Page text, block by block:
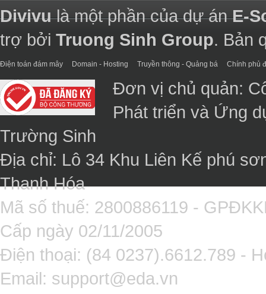
Divivulà một phần của dự ánE-
trợ bởi Truong Sinh Group. Bản
Điện toán đám mây Domain - Hosting Truyền thông - Quảng bá Chính phủ
Đơn vị chủ quản:
Phát triển và Ứng
Trường Sinh
Địa chỉ: Lô 34 Khu Liên Kế phú
Thanh Hóa
Mã số thuế: 2800886119 -
Cấp ngày 02/11/2005
Điện thoại: (84 0237).6612.789 -
Email: support@eda.vn